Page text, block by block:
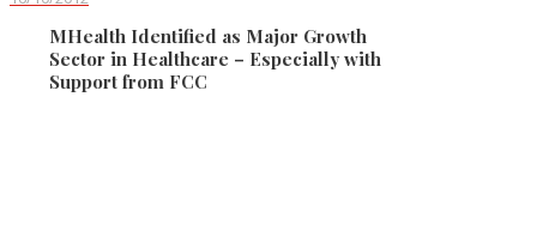
MHealth Identified as Major Growth
Sector in Healthcare – Especially with
Support from FCC